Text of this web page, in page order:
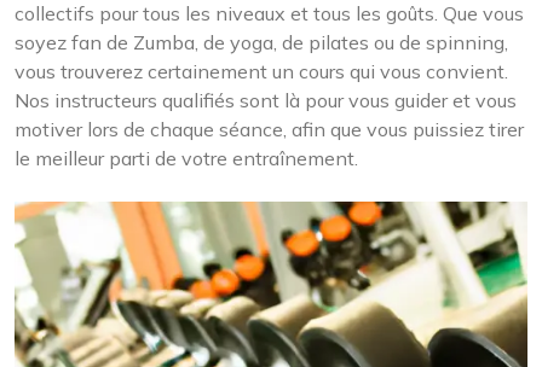
collectifs pour tous les niveaux et tous les goûts. Que vous
soyez fan de Zumba, de yoga, de pilates ou de spinning,
vous trouverez certainement un cours qui vous convient.
Nos instructeurs qualifiés sont là pour vous guider et vous
motiver lors de chaque séance, afin que vous puissiez tirer
le meilleur parti de votre entraînement.